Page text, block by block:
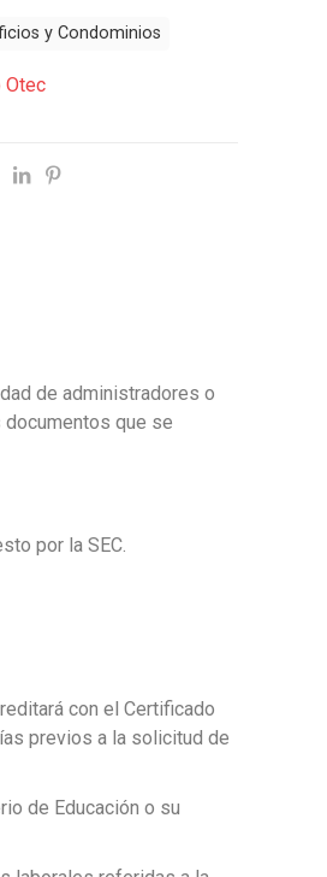
Otec
y Condominios
de administradores o
que se
por la SEC.
con el Certificado
previos a la solicitud de
de Educación o su